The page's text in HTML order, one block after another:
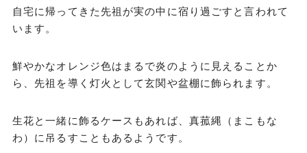
自宅に帰ってきた先祖が実の中に宿り過ごすと言われて
います。
鮮やかなオレンジ色はまるで炎のように見えることか
ら、先祖を導く灯火として玄関や盆棚に飾られます。
生花と一緒に飾るケースもあれば、真菰縄（まこもな
わ）に吊るすこともあるようです。